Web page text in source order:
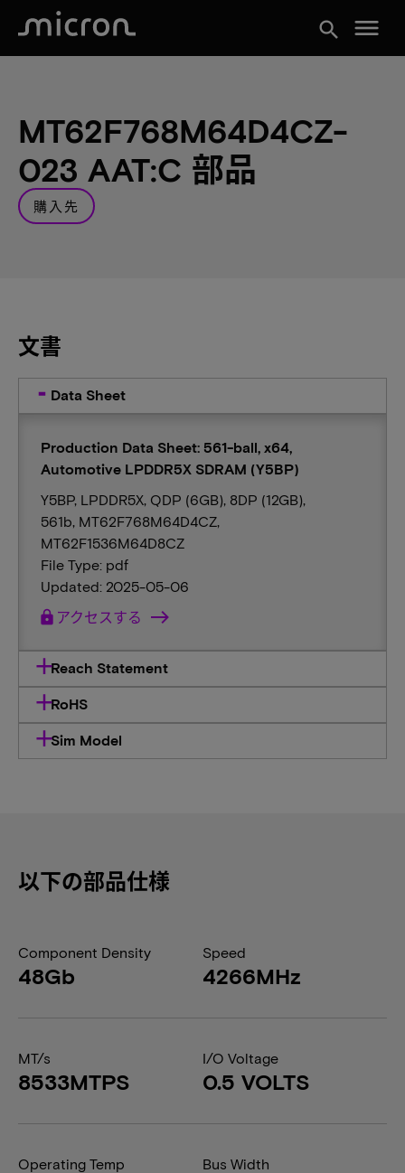
search menu
MT62F768M64D4CZ-
023 AAT:C 部品
購入先
文書
Data Sheet
Production Data Sheet: 561-ball, x64,
Automotive LPDDR5X SDRAM (Y5BP)
Y5BP, LPDDR5X, QDP (6GB), 8DP (12GB),
561b, MT62F768M64D4CZ,
MT62F1536M64D8CZ
File Type: pdf
Updated: 2025-05-06
lock アクセスする
Reach Statement
RoHS
Sim Model
以下の部品仕様
Component Density
48Gb
Speed
4266MHz
MT/s
8533MTPS
I/O Voltage
0.5 VOLTS
Operating Temp Bus Width